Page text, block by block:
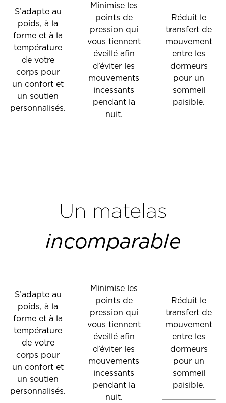
S’adapte au
poids, à la
forme et à la
température
de votre
corps pour
un confort et
un soutien
personnalisés.
Minimise les
points de
pression qui
vous tiennent
éveillé afin
d’éviter les
mouvements
incessants
pendant la
nuit.
Réduit le
transfert de
mouvement
entre les
dormeurs
pour un
sommeil
paisible.
Un matelas
incomparable
S’adapte au
poids, à la
forme et à la
température
de votre
corps pour
un confort et
un soutien
personnalisés.
Minimise les
points de
pression qui
vous tiennent
éveillé afin
d’éviter les
mouvements
incessants
pendant la
nuit.
Réduit le
transfert de
mouvement
entre les
dormeurs
pour un
sommeil
paisible.